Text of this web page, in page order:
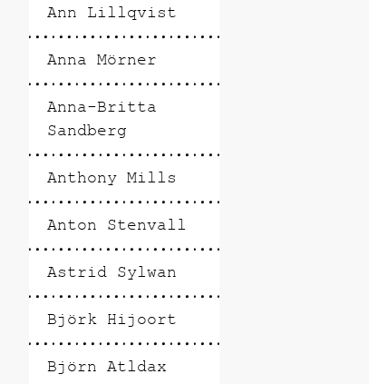
Ann Lillqvist
Anna Mörner
Anna-Britta
Sandberg
Anthony Mills
Anton Stenvall
Astrid Sylwan
Björk Hijoort
Björn Atldax